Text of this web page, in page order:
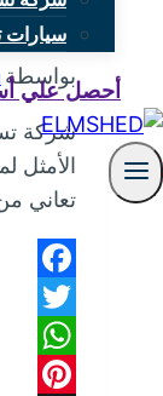
سيارات
أحصل علي
بواسطة
شركة
الأمثل
تعاني
Twitter